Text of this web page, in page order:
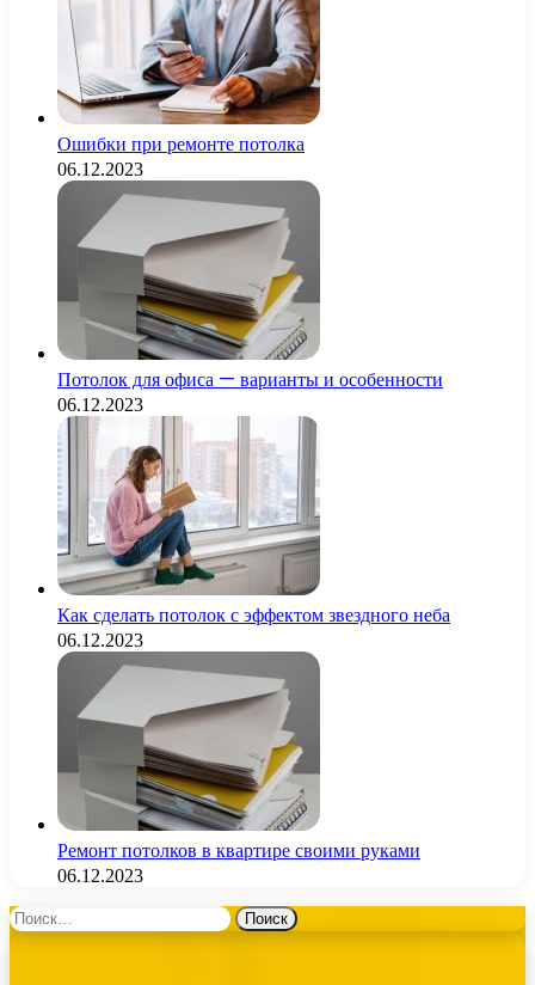
Ошибки при ремонте потолка
06.12.2023
Потолок для офиса — варианты и особенности
06.12.2023
Как сделать потолок с эффектом звездного неба
06.12.2023
Ремонт потолков в квартире своими руками
06.12.2023
Найти: